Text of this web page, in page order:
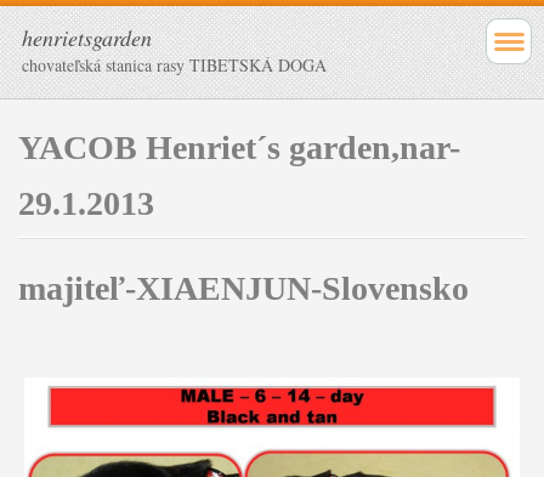
henrietsgarden
chovateľská stanica rasy TIBETSKÁ DOGA
YACOB Henriet´s garden,nar-
29.1.2013
majiteľ-XIAENJUN-Slovensko